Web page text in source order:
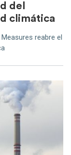
del
climática
reabre el